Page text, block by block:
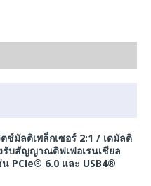
ช์มัลติเพล็กเซอร์ 2:1 / เดมัลติ
รับสัญญาณดิฟเฟอเรนเชียล
น PCIe® 6.0 และ USB4®